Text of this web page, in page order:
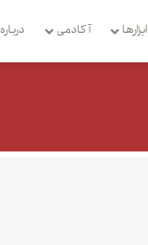
ابزارها آکادمی